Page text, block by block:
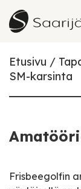
Skip to content
Etusivu
SM-karsinta
Frisbeegolfin